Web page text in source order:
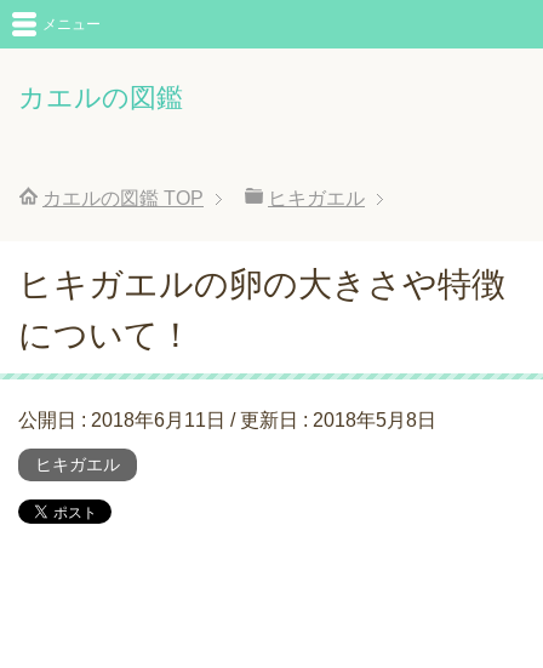
カエルの図鑑
メニュー
カエルの図鑑 TOP ヒキガエル
ヒキガエルの卵の大きさや特徴
について！
公開日 : 2018年6月11日 / 更新日 : 2018年5月8日
ヒキガエル